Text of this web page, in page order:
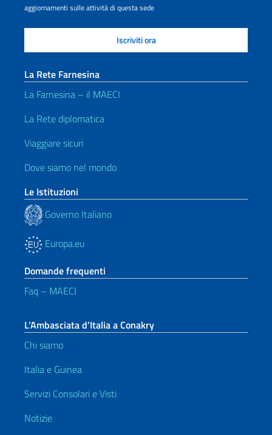
aggiornamenti sulle attività di questa sede
La Rete Farnesina
La Farnesina – il MAECI
La Rete diplomatica
Viaggiare sicuri
Dove siamo nel mondo
Le Istituzioni
Governo Italiano
Europa.eu
Domande frequenti
Faq – MAECI
L’Ambasciata d’Italia a Conakry
Chi siamo
Italia e Guinea
Servizi Consolari e Visti
Notizie